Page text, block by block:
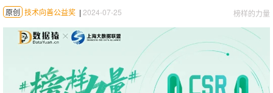
榜样的力量
原创 技术向善公益奖 | 2024-07-25